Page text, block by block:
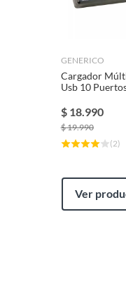
Color
Voltaje
Amperaje
GENERICO
Cargador
Usb 10
$ 18.990
$19.990
(2)
Ver